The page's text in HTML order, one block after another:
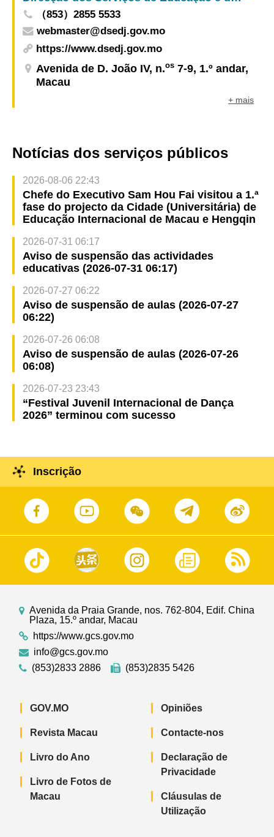
（853）2855 5533
webmaster@dsedj.gov.mo
https://www.dsedj.gov.mo
Avenida de D. João IV, n.os 7-9, 1.º andar,
Macau
+ mais
Notícias dos serviços públicos
2026-08-06 22:43
Chefe do Executivo Sam Hou Fai visitou a 1.ª
fase do projecto da Cidade (Universitária) de
Educação Internacional de Macau e Hengqin
2026-07-31 06:17
Aviso de suspensão das actividades
educativas (2026-07-31 06:17)
2026-07-27 06:22
Aviso de suspensão de aulas (2026-07-27
06:22)
2026-07-26 06:08
Aviso de suspensão de aulas (2026-07-26
06:08)
2026-07-23 23:43
“Festival Juvenil Internacional de Dança
2026” terminou com sucesso
Inscrição
Avenida da Praia Grande, nos. 762-804, Edif. China
Plaza, 15.º andar, Macau
https://www.gcs.gov.mo
info@gcs.gov.mo
(853)2833 2886
(853)2835 5426
GOV.MO
Revista Macau
Livro do Ano
Livro de Fotos de
Macau
Opiniões
Contacte-nos
Declaração de
Privacidade
Cláusulas de
Utilização